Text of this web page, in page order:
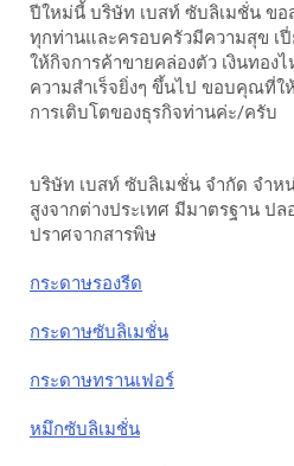
ปีใหม่นี้ บริษัท เบสท์ ซับลิเมชั่น ขอ
ทุกท่านและครอบครัวมีความสุข เ
ให้กิจการค้าขายคล่องตัว เงินทอง
ความสำเร็จยิ่งๆ ขึ้นไป ขอบคุณที่ใ
การเติบโตของธุรกิจท่านค่ะ/ครับ
บริษัท เบสท์ ซับลิเมชั่น จำกัด จำ
สูงจากต่างประเทศ มีมาตรฐาน ป
ปราศจากสารพิษ
กระดาษรองรีด
กระดาษซับลิเมชั่น
กระดาษทรานเฟอร์
หมึกซับลิเมชั่น